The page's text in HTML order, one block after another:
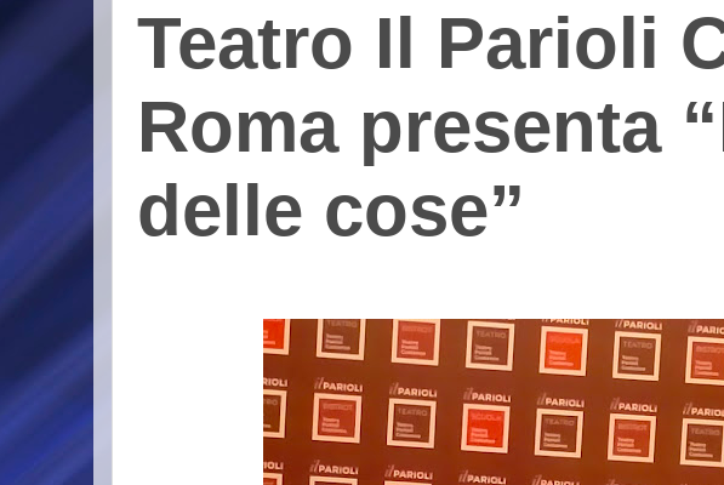
Teatro Il Parioli
Roma presenta
delle cose”